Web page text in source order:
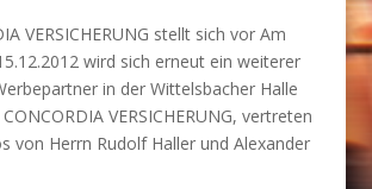
VERSICHERUNG stellt sich vor Am
wird sich erneut ein weiterer
in der Wittelsbacher Halle
VERSICHERUNG, vertreten
von Herrn Rudolf Haller und Alexander